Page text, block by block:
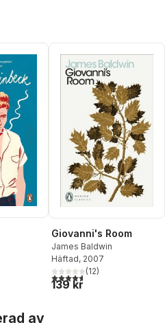
Giovanni's Room
James Baldwin
Häftad, 2007
4,6utav 5 stjärnor. Totalt
(12)
139 kr
av